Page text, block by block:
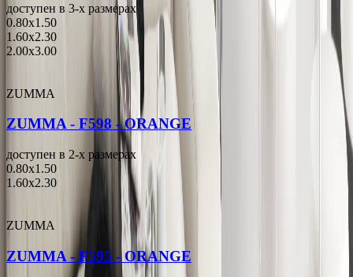
доступен в 3-x размерах
0.80x1.50
1.60x2.30
2.00x3.00
ZUMMA
ZUMMA - F598 - ORANGE
доступен в 2-x размерах
0.80x1.50
1.60x2.30
ZUMMA
ZUMMA - F595 - ORANGE